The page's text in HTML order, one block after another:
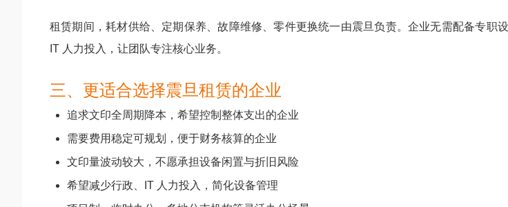
租赁期间，耗材供给、定期保养、故障维修、零件更换统一由震旦负责。企业无需配备专
IT 人力投入，让团队专注核心业务。
三、更适合选择震旦租赁的企业
追求文印全周期降本，希望控制整体支出的企业
需要费用稳定可规划，便于财务核算的企业
文印量波动较大，不愿承担设备闲置与折旧风险
希望减少行政、IT 人力投入，简化设备管理